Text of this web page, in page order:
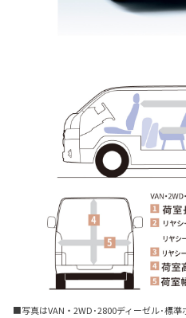
■写真はVAN・2WD･2800ディーゼル･標